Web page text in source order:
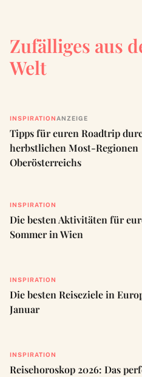
Zufälliges aus
Welt
INSPIRATION ANZEIGE
Tipps für euren Roadtrip
herbstlichen Most-Regionen
Oberösterreichs
INSPIRATION
Die besten Aktivitäten für
Sommer in Wien
INSPIRATION
Die besten Reiseziele in
Januar
INSPIRATION
Reisehoroskop 2026: Das